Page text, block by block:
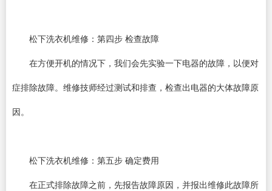
松下洗衣机维修：第四步 检查故障
在方便开机的情况下，我们会先实验一下电器的故障，以便对
症排除故障。维修技师经过测试和排查，检查出电器的大体故障原
因。
松下洗衣机维修：第五步 确定费用
在正式排除故障之前，先报告故障原因，并报出维修此故障所